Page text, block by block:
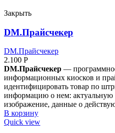
Закрыть
DM.Прайсчекер
DM.Прайсчекер
2.100 Р
DM.Прайсчекер —
информационных киосков и
идентифицировать товар по
информацию о нем: актуальную
изображение, данные о
В корзину
Quick view